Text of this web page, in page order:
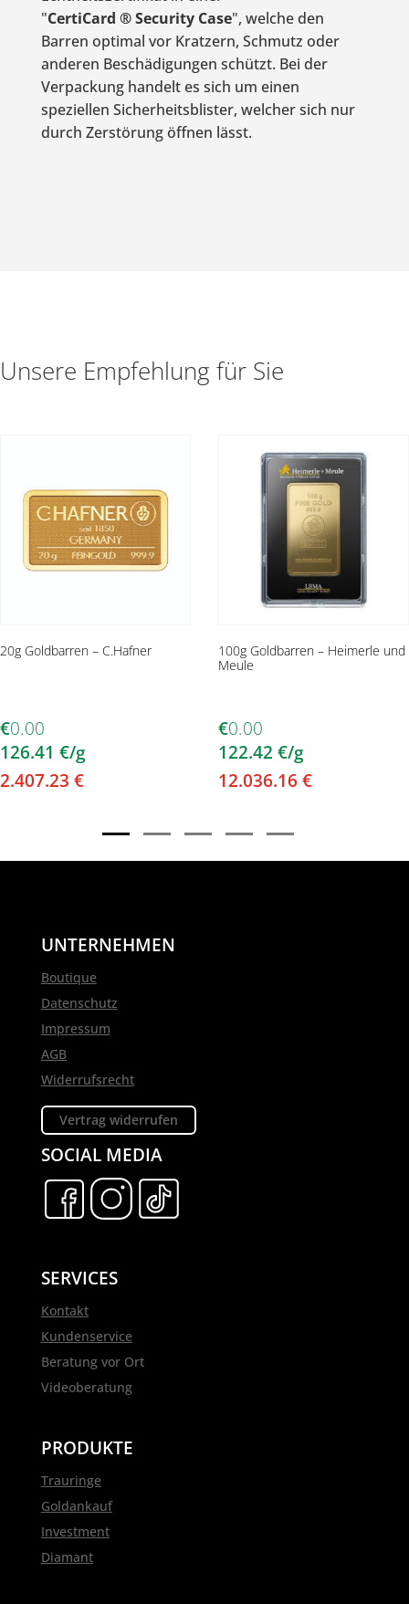
"CertiCard ® Security Case", welche den
Barren optimal vor Kratzern, Schmutz oder
anderen Beschädigungen schützt. Bei der
Verpackung handelt es sich um einen
speziellen Sicherheitsblister, welcher sich nur
durch Zerstörung öffnen lässt.
Unsere Empfehlung für Sie
20g Goldbarren – C.Hafner
€0.00
126.41 €/g
2.407.23 €
100g Goldbarren – Heimerle und
Meule
€0.00
122.42 €/g
12.036.16 €
UNTERNEHMEN
Boutique
Datenschutz
Impressum
AGB
Widerrufsrecht
Vertrag widerrufen
SOCIAL MEDIA
SERVICES
Kontakt
Kundenservice
Beratung vor Ort
Videoberatung
PRODUKTE
Trauringe
Goldankauf
Investment
Diamant